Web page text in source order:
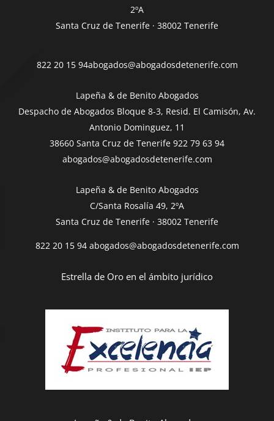
2ºA
Santa Cruz de Tenerife · 38002 Tenerife
822 20 15 94abogados@abogadosdetenerife.com
Lapeña & de Benito Abogados
Despacho de Abogados Bloque 8-3, Resid. El Camisón, Av.
Antonio Dominguez, 11
38660 Santa Cruz de Tenerife 922 79 63 94
abogados@abogadosdetenerife.com
Lapeña & de Benito Abogados
C/Santa Rosalía 49, 2ºA
Santa Cruz de Tenerife · 38002 Tenerife
822 20 15 94 abogados@abogadosdetenerife.com
Estrella de Oro en el ámbito jurídico